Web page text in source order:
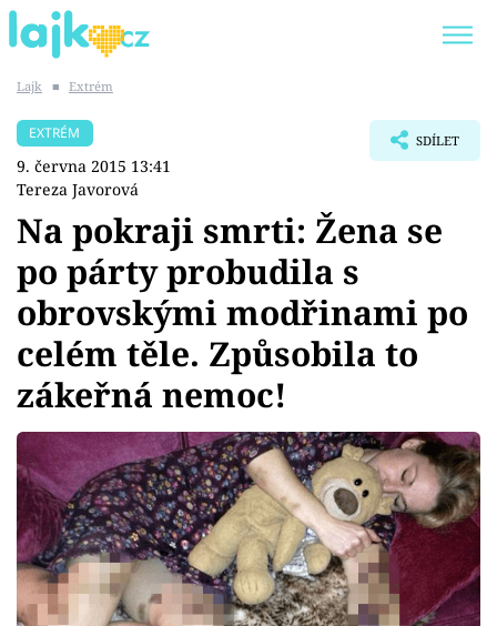
SHOPAHOLICADEL
Témata
Showbyznys
Youtubeři
Virály
Sex a vztahy
Videa
Sledujte prima+
Lajk ■ Extrém
EXTRÉM
9. června 2015 13:41
Tereza Javorová
SDÍLET
Na pokraji smrti: Žena se
po párty probudila s
obrovskými modřinami po
celém těle. Způsobila to
zákeřná nemoc!